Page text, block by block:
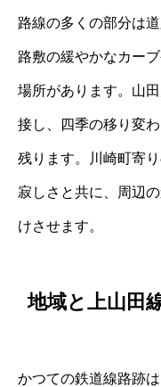
路線の多くの部分は
路敷の緩やかなカー
場所があります。山
接し、四季の移り変
残ります。川崎町寄
寂しさと共に、周辺
けさせます。
地域と上山田
かつての鉄道線路跡